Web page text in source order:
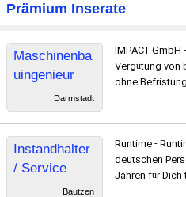
Prämium Inserate
Maschinenba
uingenieur
Darmstadt
IMPACT
Vergütung von
ohne
Instandhalter
/ Service
TechnikerBautzen
Runtime -
deutschen
Jahren für Dich